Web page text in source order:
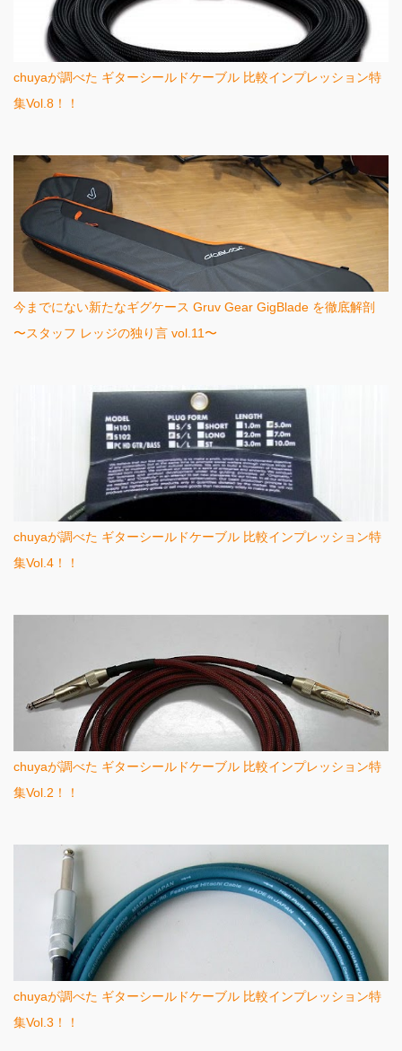
chuyaが調べた ギターシールドケーブル 比較インプレッション特
集Vol.8！！
今までにない新たなギグケース Gruv Gear GigBlade を徹底解剖
〜スタッフ レッジの独り言 vol.11〜
chuyaが調べた ギターシールドケーブル 比較インプレッション特
集Vol.4！！
chuyaが調べた ギターシールドケーブル 比較インプレッション特
集Vol.2！！
chuyaが調べた ギターシールドケーブル 比較インプレッション特
集Vol.3！！